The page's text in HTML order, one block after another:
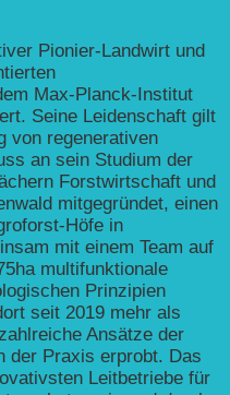
Pionier-Landwirt und
Max-Planck-Institut
Seine Leidenschaft gilt
von regenerativen
an sein Studium der
Forstwirtschaft und
mitgegründet, einen
Höfe in
mit einem Team auf
multifunktionale
Prinzipien
seit 2019 mehr als
Ansätze der
der Praxis erprobt. Das
Leitbetriebe für